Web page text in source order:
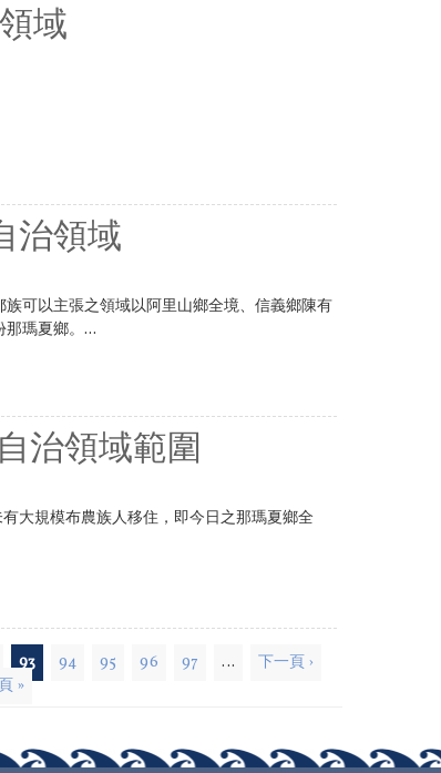
域
治領域
可以主張之領域以阿里山鄉全境、信義鄉陳有
瑪夏鄉。...
治領域範圍
大規模布農族人移住，即今日之那瑪夏鄉全
93 94 95 96 97 …
下一頁 ›
»